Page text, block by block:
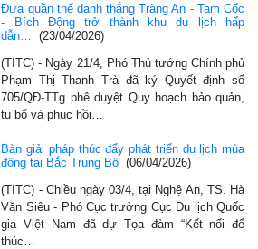
Đưa quần thể danh thắng Tràng An - Tam Cốc
- Bích Động trở thành khu du lịch hấp
dẫn…
(23/04/2026)
(TITC) - Ngày 21/4, Phó Thủ tướng Chính phủ
Phạm Thị Thanh Trà đã ký Quyết định số
705/QĐ-TTg phê duyệt Quy hoạch bảo quản,
tu bổ và phục hồi…
Bàn giải pháp thúc đẩy phát triển du lịch mùa
đông tại Bắc Trung Bộ (06/04/2026)
(TITC) - Chiều ngày 03/4, tại Nghệ An, TS. Hà
Văn Siêu - Phó Cục trưởng Cục Du lịch Quốc
gia Việt Nam đã dự Tọa đàm “Kết nối để
thúc…